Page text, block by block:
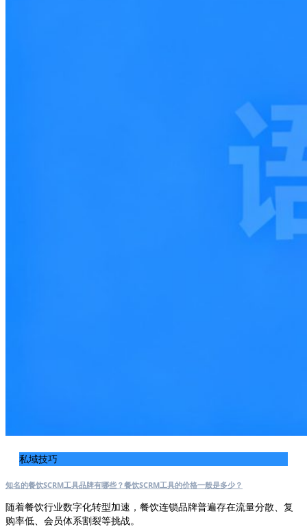
私域技巧
知名的餐饮SCRM工具品牌有哪些？餐饮SCRM工具的价格一般是多少？
随着餐饮行业数字化转型加速，餐饮连锁品牌普遍存在流量分散、复
购率低、会员体系割裂等挑战。